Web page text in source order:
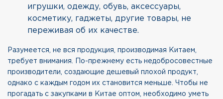
игрушки, одежду, обувь, аксессуары,
косметику, гаджеты, другие товары, не
переживая об их качестве.
Разумеется, не вся продукция, производимая Китаем,
требует внимания. По-прежнему есть недобросовестные
производители, создающие дешевый плохой продукт,
однако с каждым годом их становится меньше. Чтобы не
прогадать с закупками в Китае оптом, необходимо уметь